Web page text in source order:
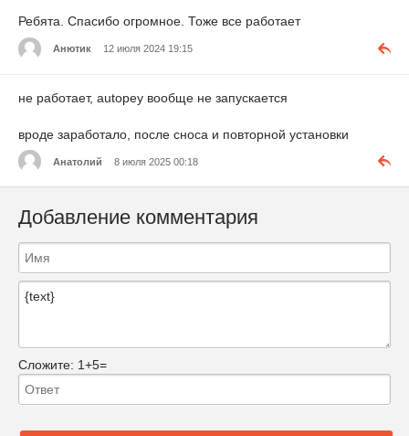
Ребята. Спасибо огромное. Тоже все работает
Анютик 12 июля 2024 19:15
не работает, autopey вообще не запускается
вроде заработало, после сноса и повторной установки
Анатолий 8 июля 2025 00:18
Добавление комментария
Сложите: 1+5=